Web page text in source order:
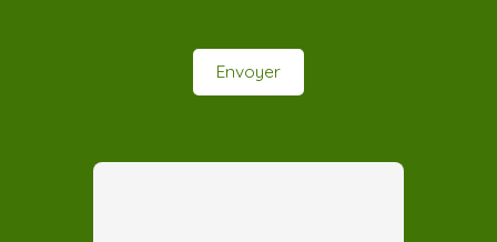
Envoyer